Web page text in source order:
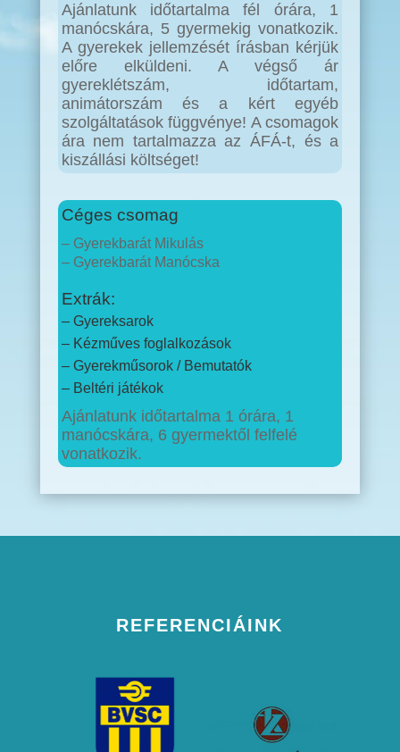
Ajánlatunk időtartalma fél órára, 1
manócskára, 5 gyermekig vonatkozik.
A gyerekek jellemzését írásban kérjük
előre elküldeni. A végső ár
gyereklétszám, időtartam,
animátorszám és a kért egyéb
szolgáltatások függvénye! A csomagok
ára nem tartalmazza az ÁFÁ-t, és a
kiszállási költséget!
Céges csomag
– Gyerekbarát Mikulás
– Gyerekbarát Manócska
Extrák:
– Gyereksarok
– Kézműves foglalkozások
– Gyerekműsorok / Bemutatók
– Beltéri játékok
Ajánlatunk időtartalma 1 órára, 1
manócskára, 6 gyermektől felfelé
vonatkozik.
REFERENCIÁINK